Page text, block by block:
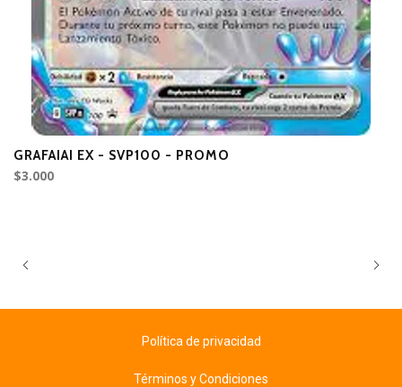
GRAFAIAI EX - SVP100 - PROMO
$3.000
Política de privacidad
Términos y Condiciones